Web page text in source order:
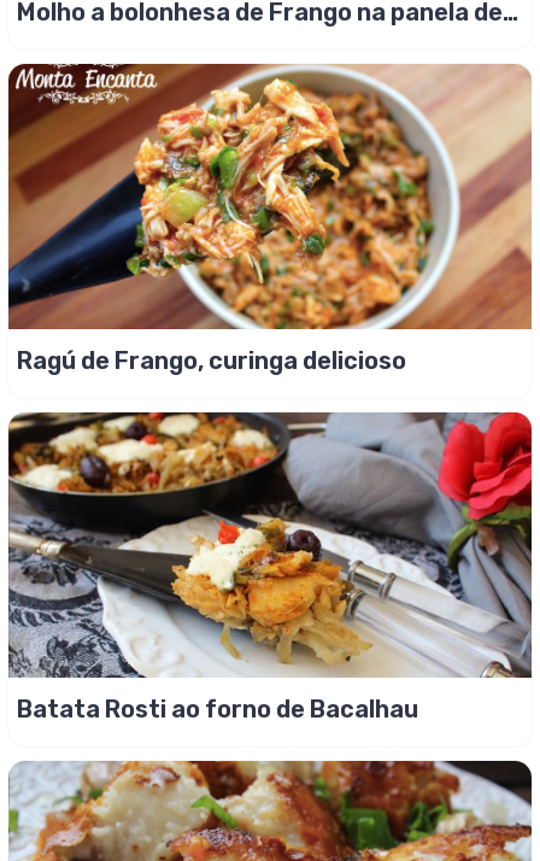
Molho a bolonhesa de Frango na panela de
Ragú de Frango, curinga delicioso
Batata Rosti ao forno de Bacalhau